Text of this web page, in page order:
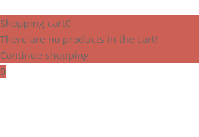
Shopping cart0
There are no products in the cart!
Continue shopping
0